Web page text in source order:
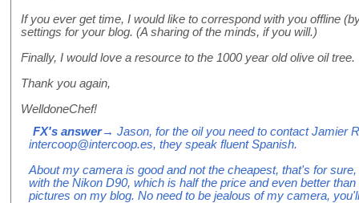
If you ever get time, I would like to correspond with you offline
settings for your blog. (A sharing of the minds, if you will.)
Finally, I would love a resource to the 1000 year old olive oil tree.
Thank you again,
WelldoneChef!
FX's answer→ Jason, for the oil you need to contact Jamier
intercoop@intercoop.es, they speak fluent Spanish.
About my camera is good and not the cheapest, that's for
with the Nikon D90, which is half the price and even better
pictures on my blog. No need to be jealous of my camera,